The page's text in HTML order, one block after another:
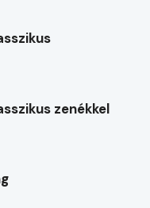
zenékkel